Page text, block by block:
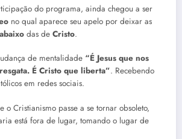
do programa, ainda chegou a ser
no qual aparece seu apelo por deixar as
abaixo das de Cristo.
de mentalidade “É Jesus que nos
É Cristo que liberta”. Recebendo
em redes sociais.
o Cristianismo passe a se tornar obsoleto,
está fora de lugar, tomando o lugar de